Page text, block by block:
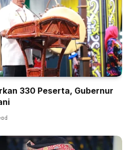
330 Peserta, Gubernur